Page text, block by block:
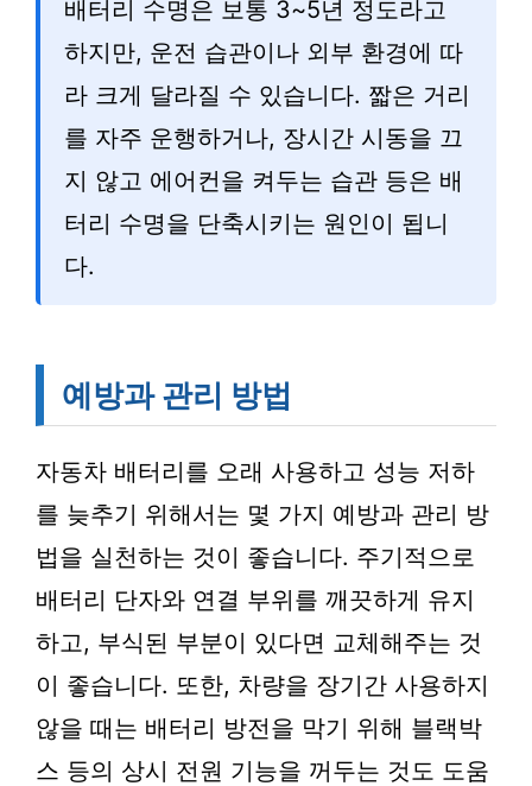
배터리 수명은 보통 3~5년 정도라고
하지만, 운전 습관이나 외부 환경에 따
라 크게 달라질 수 있습니다. 짧은 거리
를 자주 운행하거나, 장시간 시동을 끄
지 않고 에어컨을 켜두는 습관 등은 배
터리 수명을 단축시키는 원인이 됩니
다.
예방과 관리 방법
자동차 배터리를 오래 사용하고 성능 저하
를 늦추기 위해서는 몇 가지 예방과 관리 방
법을 실천하는 것이 좋습니다. 주기적으로
배터리 단자와 연결 부위를 깨끗하게 유지
하고, 부식된 부분이 있다면 교체해주는 것
이 좋습니다. 또한, 차량을 장기간 사용하지
않을 때는 배터리 방전을 막기 위해 블랙박
스 등의 상시 전원 기능을 꺼두는 것도 도움